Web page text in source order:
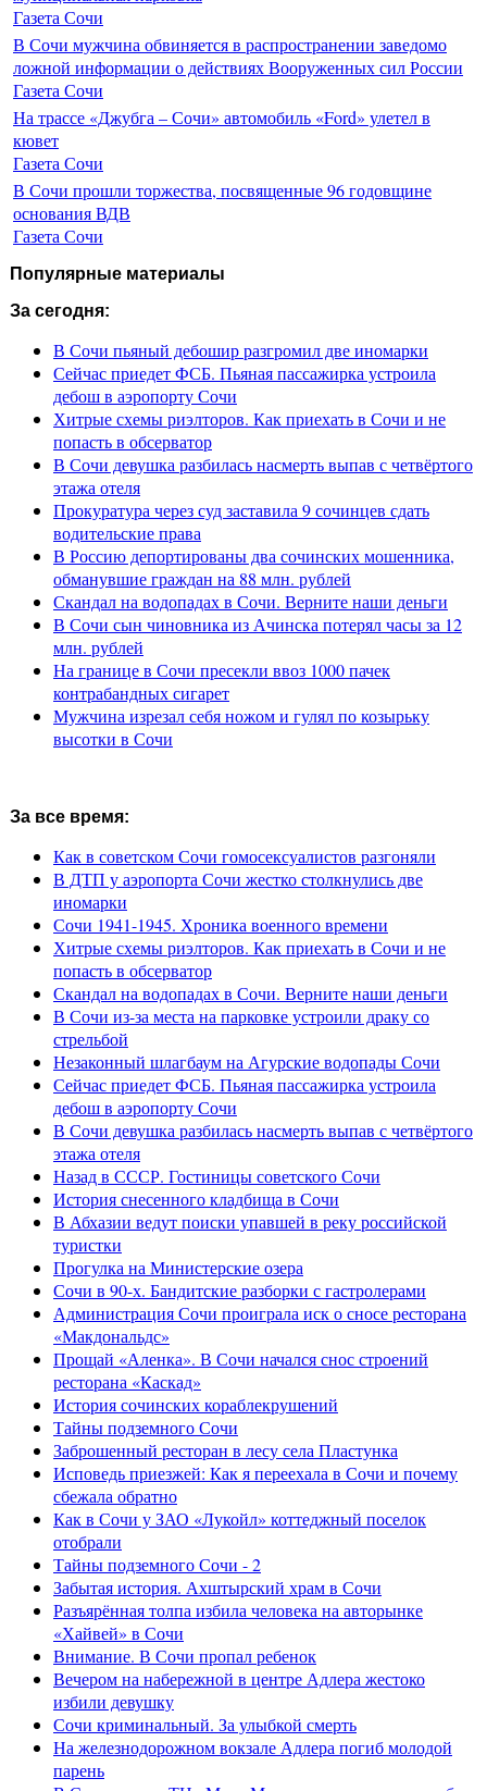
Газета Сочи
В Сочи мужчина обвиняется в распространении заведомо
ложной информации о действиях Вооруженных сил России
Газета Сочи
На трассе «Джубга – Сочи» автомобиль «Ford» улетел в
кювет
Газета Сочи
В Сочи прошли торжества, посвященные 96 годовщине
основания ВДВ
Газета Сочи
Популярные материалы
За сегодня:
В Сочи пьяный дебошир разгромил две иномарки
Сейчас приедет ФСБ. Пьяная пассажирка устроила
дебош в аэропорту Сочи
Хитрые схемы риэлторов. Как приехать в Сочи и не
попасть в обсерватор
В Сочи девушка разбилась насмерть выпав с четвёртого
этажа отеля
Прокуратура через суд заставила 9 сочинцев сдать
водительские права
В Россию депортированы два сочинских мошенника,
обманувшие граждан на 88 млн. рублей
Скандал на водопадах в Сочи. Верните наши деньги
В Сочи сын чиновника из Ачинска потерял часы за 12
млн. рублей
На границе в Сочи пресекли ввоз 1000 пачек
контрабандных сигарет
Мужчина изрезал себя ножом и гулял по козырьку
высотки в Сочи
За все время:
Как в советском Сочи гомосексуалистов разгоняли
В ДТП у аэропорта Сочи жестко столкнулись две
иномарки
Сочи 1941-1945. Хроника военного времени
Хитрые схемы риэлторов. Как приехать в Сочи и не
попасть в обсерватор
Скандал на водопадах в Сочи. Верните наши деньги
В Сочи из-за места на парковке устроили драку со
стрельбой
Незаконный шлагбаум на Агурские водопады Сочи
Сейчас приедет ФСБ. Пьяная пассажирка устроила
дебош в аэропорту Сочи
В Сочи девушка разбилась насмерть выпав с четвёртого
этажа отеля
Назад в СССР. Гостиницы советского Сочи
История снесенного кладбища в Сочи
В Абхазии ведут поиски упавшей в реку российской
туристки
Прогулка на Министерские озера
Сочи в 90-х. Бандитские разборки с гастролерами
Администрация Сочи проиграла иск о сносе ресторана
«Макдональдс»
Прощай «Аленка». В Сочи начался снос строений
ресторана «Каскад»
История сочинских кораблекрушений
Тайны подземного Сочи
Заброшенный ресторан в лесу села Пластунка
Исповедь приезжей: Как я переехала в Сочи и почему
сбежала обратно
Как в Сочи у ЗАО «Лукойл» коттеджный поселок
отобрали
Тайны подземного Сочи - 2
Забытая история. Ахштырский храм в Сочи
Разъярённая толпа избила человека на авторынке
«Хайвей» в Сочи
Внимание. В Сочи пропал ребенок
Вечером на набережной в центре Адлера жестоко
избили девушку
Сочи криминальный. За улыбкой смерть
На железнодорожном вокзале Адлера погиб молодой
парень